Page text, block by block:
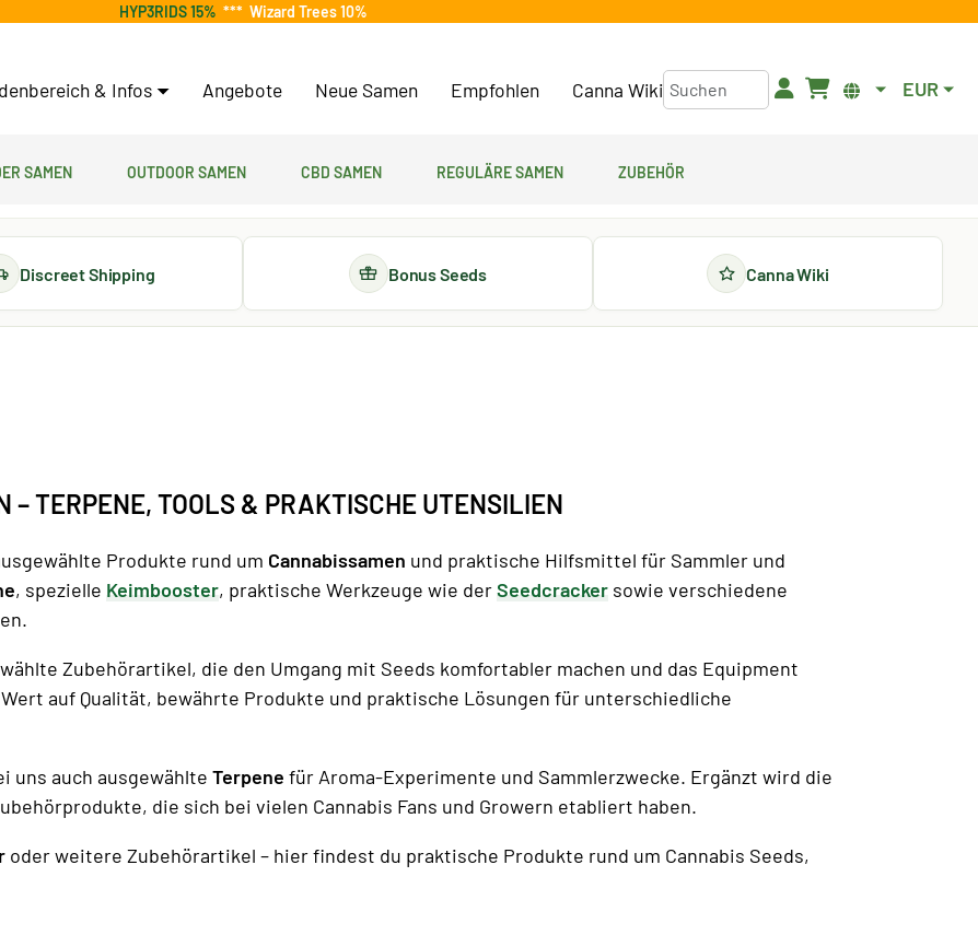
HYP3RIDS 15% *** Wizard Trees 10%
& Infos Angebote Neue Samen Empfohlen Canna Wiki EUR
Samen Outdoor Samen CBD Samen Reguläre Samen Zubehör
Discreet Shipping Bonus Seeds Canna Wiki
– TERPENE, TOOLS & PRAKTISCHE UTENSILIEN
Produkte rund um Cannabissamen und praktische Hilfsmittel für Sammler und
, spezielle Keimbooster, praktische Werkzeuge wie derSeedcracker sowie verschiedene
Zubehörartikel, die den Umgang mit Seeds komfortabler machen und das Equipment
auf Qualität, bewährte Produkte und praktische Lösungen für unterschiedliche
uns auch ausgewählte Terpene für Aroma-Experimente und Sammlerzwecke. Ergänzt wird die
die sich bei vielen Cannabis Fans und Growern etabliert haben.
oder weitere Zubehörartikel – hier findest du praktische Produkte rund um Cannabis Seeds,